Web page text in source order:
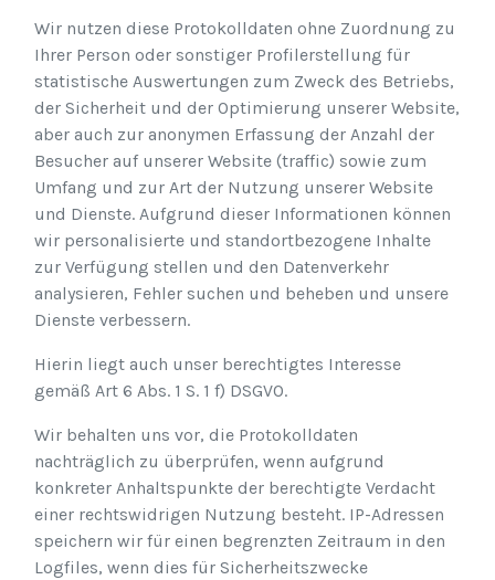
Wir nutzen diese Protokolldaten ohne Zuordnung zu
Ihrer Person oder sonstiger Profilerstellung für
statistische Auswertungen zum Zweck des Betriebs,
der Sicherheit und der Optimierung unserer Website,
aber auch zur anonymen Erfassung der Anzahl der
Besucher auf unserer Website (traffic) sowie zum
Umfang und zur Art der Nutzung unserer Website
und Dienste. Aufgrund dieser Informationen können
wir personalisierte und standortbezogene Inhalte
zur Verfügung stellen und den Datenverkehr
analysieren, Fehler suchen und beheben und unsere
Dienste verbessern.
Hierin liegt auch unser berechtigtes Interesse
gemäß Art 6 Abs. 1 S. 1 f) DSGVO.
Wir behalten uns vor, die Protokolldaten
nachträglich zu überprüfen, wenn aufgrund
konkreter Anhaltspunkte der berechtigte Verdacht
einer rechtswidrigen Nutzung besteht. IP-Adressen
speichern wir für einen begrenzten Zeitraum in den
Logfiles, wenn dies für Sicherheitszwecke